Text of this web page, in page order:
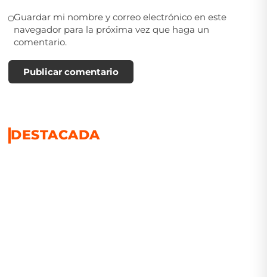
Guardar mi nombre y correo electrónico en este
navegador para la próxima vez que haga un
comentario.
Publicar comentario
DESTACADA